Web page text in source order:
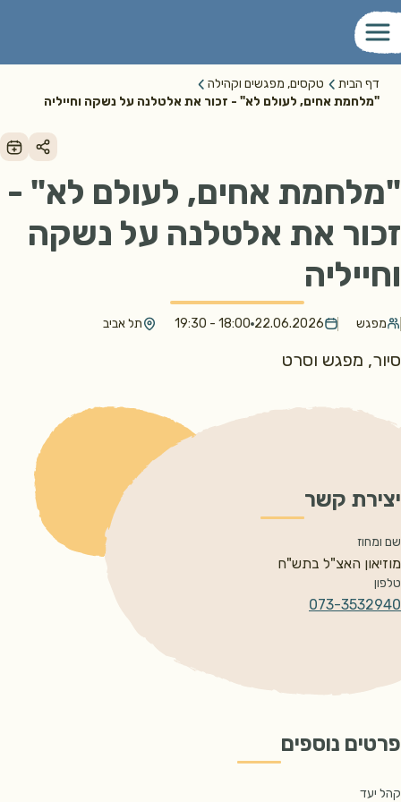
דף הבית
טקסים, מפגשים וקהילה
"מלחמת אחים, לעולם לא" - זכור את אלטלנה על נשקה וחייליה
"מלחמת אחים, לעולם לא" -
זכור את אלטלנה על נשקה
וחייליה
מפגש 22.06.2026
18:00 - 19:30 תל אביב
סיור, מפגש וסרט
יצירת קשר
שם ומחוז
מוזיאון האצ"ל בתש"ח
טלפון
073-3532940
פרטים נוספים
קהל יעד